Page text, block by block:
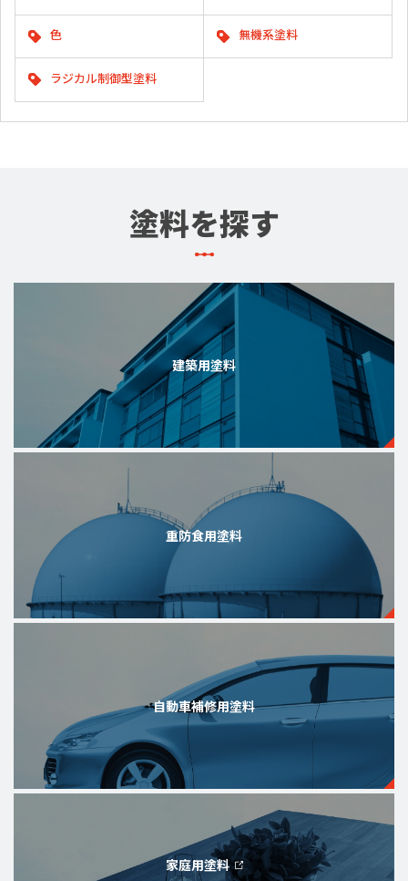
色 無機系塗料
ラジカル制御型塗料
塗料を探す
建築用塗料
重防食用塗料
自動車補修用塗料
家庭用塗料